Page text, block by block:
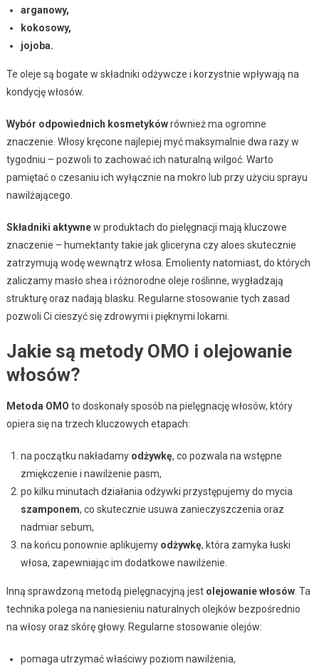
arganowy,
kokosowy,
jojoba.
Te oleje są bogate w składniki odżywcze i korzystnie wpływają na
kondycję włosów.
Wybór odpowiednich kosmetykówrównież ma ogromne
znaczenie. Włosy kręcone najlepiej myć maksymalnie dwa razy w
tygodniu – pozwoli to zachować ich naturalną wilgoć. Warto
pamiętać o czesaniu ich wyłącznie na mokro lub przy użyciu sprayu
nawilżającego.
Składniki aktywnew produktach do pielęgnacji mają kluczowe
znaczenie – humektanty takie jak gliceryna czy aloes skutecznie
zatrzymują wodę wewnątrz włosa. Emolienty natomiast, do których
zaliczamy masło shea i różnorodne oleje roślinne, wygładzają
strukturę oraz nadają blasku. Regularne stosowanie tych zasad
pozwoli Ci cieszyć się zdrowymi i pięknymi lokami.
Jakie są metody OMO i olejowanie
włosów?
Metoda OMO to doskonały sposób na pielęgnację włosów, który
opiera się na trzech kluczowych etapach:
na początku nakładamy odżywkę, co pozwala na wstępne
zmiękczenie i nawilżenie pasm,
po kilku minutach działania odżywki przystępujemy do mycia
szamponem, co skutecznie usuwa zanieczyszczenia oraz
nadmiar sebum,
na końcu ponownie aplikujemy odżywkę, która zamyka łuski
włosa, zapewniając im dodatkowe nawilżenie.
Inną sprawdzoną metodą pielęgnacyjną jest olejowanie włosów. Ta
technika polega na naniesieniu naturalnych olejków bezpośrednio
na włosy oraz skórę głowy. Regularne stosowanie olejów:
pomaga utrzymać właściwy poziom nawilżenia,